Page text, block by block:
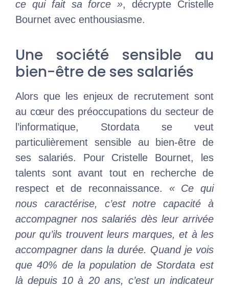
ce qui fait sa force », décrypte Cristelle
Bournet avec enthousiasme.
Une société sensible au
bien-être de ses salariés
Alors que les enjeux de recrutement sont
au cœur des préoccupations du secteur de
l’informatique, Stordata se veut
particulièrement sensible au bien-être de
ses salariés. Pour Cristelle Bournet, les
talents sont avant tout en recherche de
respect et de reconnaissance. « Ce qui
nous caractérise, c’est notre capacité à
accompagner nos salariés dès leur arrivée
pour qu’ils trouvent leurs marques, et à les
accompagner dans la durée. Quand je vois
que 40% de la population de Stordata est
là depuis 10 à 20 ans, c’est un indicateur